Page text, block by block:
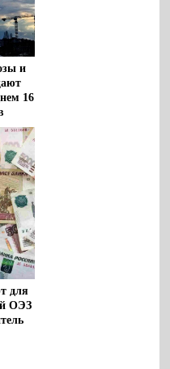
и
16
для
ОЭЗ